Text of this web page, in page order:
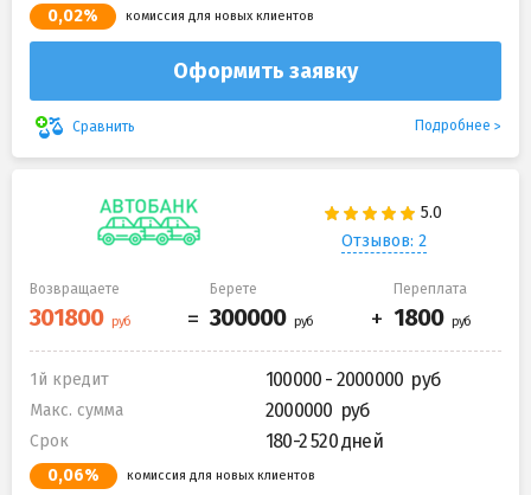
0,02% комиссия для новых клиентов
Оформить заявку
Сравнить Подробнее
Отзывов: 2
Возвращаете Берете Переплата
1й кредит 100000 - 2000000
Макс. сумма 2000000
Срок 180-2 520 дней
0,06% комиссия для новых клиентов